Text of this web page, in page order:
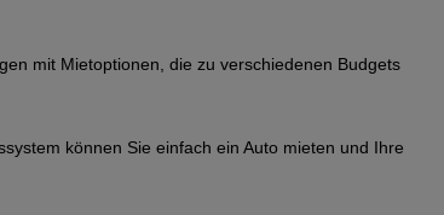
mit Mietoptionen, die zu verschiedenen Budgets
können Sie einfach ein Auto mieten und Ihre